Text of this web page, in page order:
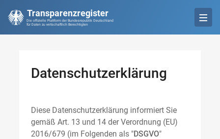
Transparenzregister
Die offizielle Plattform der Bundesrepublik Deutschland
für Daten zu wirtschaftlich Berechtigten
Datenschutzerklärung
Diese Datenschutzerklärung informiert Sie
gemäß Art. 13 und 14 der Verordnung (EU)
2016/679 (im Folgenden als "DSGVO"